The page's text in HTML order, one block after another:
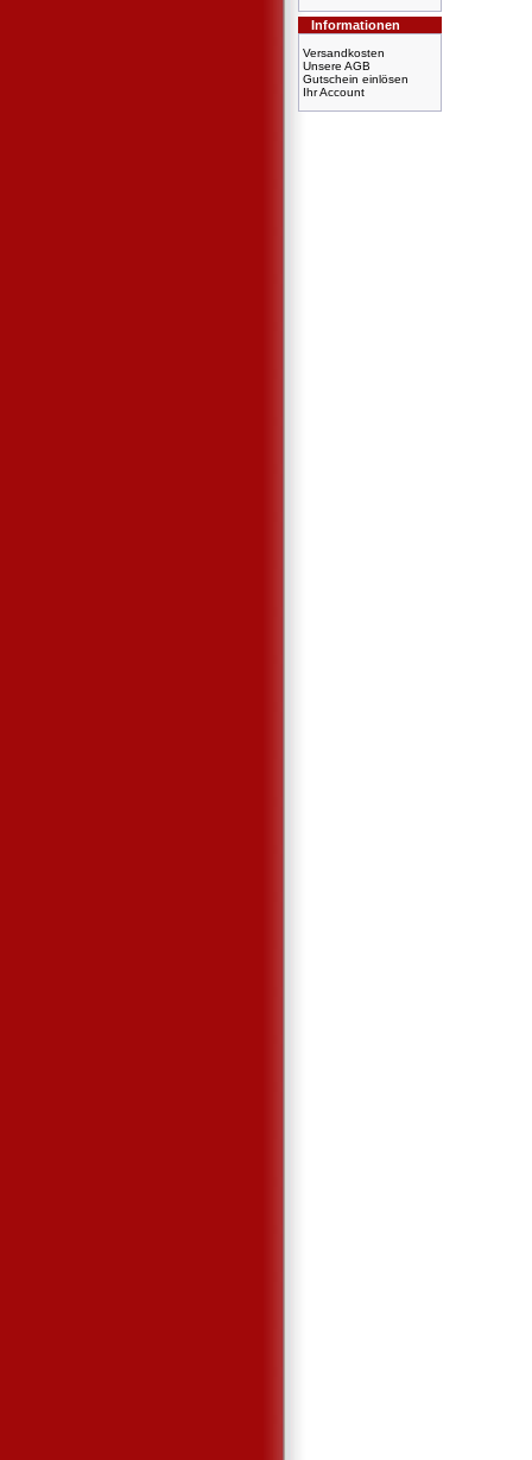
Informationen
Versandkosten
Unsere AGB
Gutschein einlösen
Ihr Account